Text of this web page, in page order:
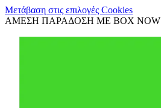
Μετάβαση στις επιλογές Cookies
ΑΜΕΣΗ ΠΑΡΑΔΟΣΗ ΜΕ BOX NOW